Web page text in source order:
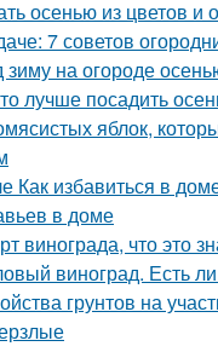
осенью из цветов и
7 советов
на огороде
лучше посадить
яблок,
Как избавиться в
в доме
винограда, что это
виноград. Есть
грунтов на